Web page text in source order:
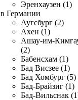
Эренхаузен (1)
в Германии
Аугсбург (2)
Ахен (1)
Ашау-им-
(2)
Бабенсхам (1)
Бад Висзее (1)
Бад Хомбург (5)
Бад-Брайзиг (1)
Бад-Вильснак